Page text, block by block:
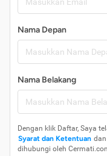
Nama Depan
Nama Belakang
Dengan klik Daftar, Saya
Syarat dan Ketentuan dan
dihubungi oleh